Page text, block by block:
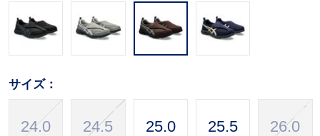
サイズ：
24.0 24.5 25.0 25.5 26.0